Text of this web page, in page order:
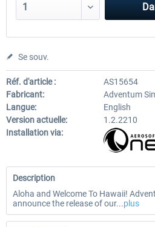
Se souv.
Réf. d'article :
AS15654
Fabricant:
Adventum
Langue:
English
Version actuelle:
1.2.2210
Installation via:
Description
Aloha and Welcome To Hawaii!
announce the release of our...plus